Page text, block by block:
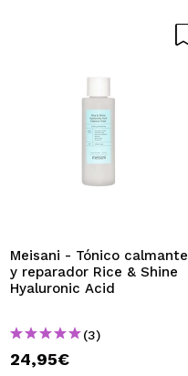
Meisani - Tónico calmante
y reparador Rice & Shine
Hyaluronic Acid
(3)
24,95€